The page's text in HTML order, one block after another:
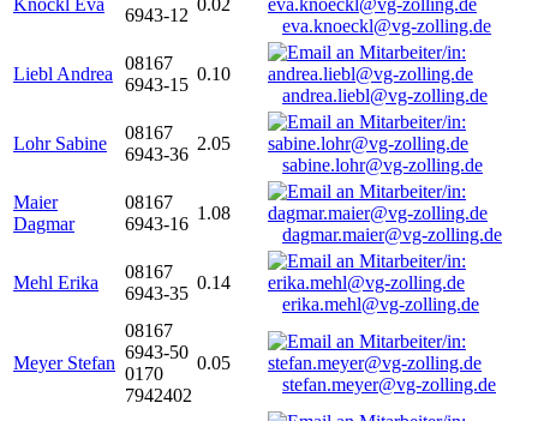
Knöckl Eva
6943-12
0.02
eva.knoeckl@vg-zolling.de
Liebl Andrea
08167
6943-15
0.10
andrea.liebl@vg-zolling.de
Lohr Sabine
08167
6943-36
2.05
sabine.lohr@vg-zolling.de
Maier
Dagmar
08167
6943-16
1.08
dagmar.maier@vg-zolling.de
Mehl Erika
08167
6943-35
0.14
erika.mehl@vg-zolling.de
Meyer Stefan
08167
6943-50
0170
7942402
0.05
stefan.meyer@vg-zolling.de